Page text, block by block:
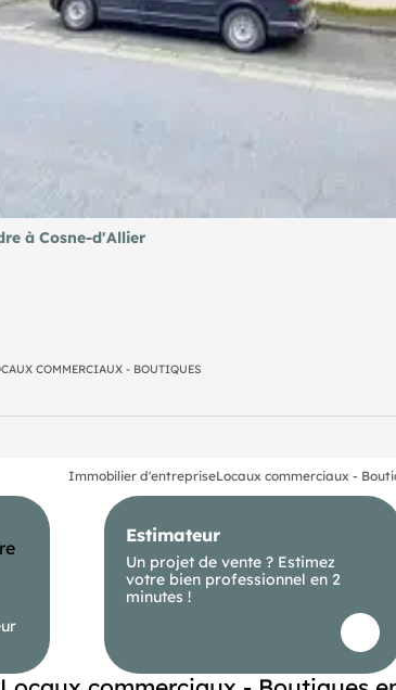
à Cosne-d'Allier
de l'acquéreur
COMMERCIAUX - BOUTIQUES
Immobilier d'entrepriseLocaux commerciaux -
Estimateur
Un projet de vente ? Estimez
votre bien professionnel en 2
minutes !